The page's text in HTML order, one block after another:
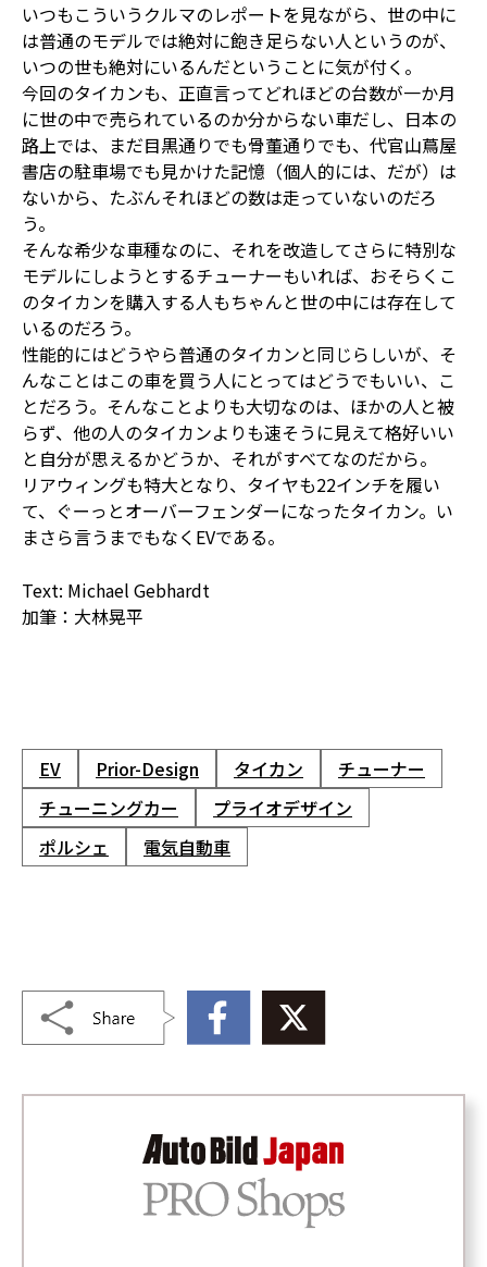
いつもこういうクルマのレポートを見ながら、世の中に
は普通のモデルでは絶対に飽き足らない人というのが、
いつの世も絶対にいるんだということに気が付く。
今回のタイカンも、正直言ってどれほどの台数が一か月
に世の中で売られているのか分からない車だし、日本の
路上では、まだ目黒通りでも骨董通りでも、代官山蔦屋
書店の駐車場でも見かけた記憶（個人的には、だが）は
ないから、たぶんそれほどの数は走っていないのだろ
う。
そんな希少な車種なのに、それを改造してさらに特別な
モデルにしようとするチューナーもいれば、おそらくこ
のタイカンを購入する人もちゃんと世の中には存在して
いるのだろう。
性能的にはどうやら普通のタイカンと同じらしいが、そ
んなことはこの車を買う人にとってはどうでもいい、こ
とだろう。そんなことよりも大切なのは、ほかの人と被
らず、他の人のタイカンよりも速そうに見えて格好いい
と自分が思えるかどうか、それがすべてなのだから。
リアウィングも特大となり、タイヤも22インチを履い
て、ぐーっとオーバーフェンダーになったタイカン。い
まさら言うまでもなくEVである。
Text: Michael Gebhardt
加筆：大林晃平
EV Prior-Design タイカン
チューナー
チューニングカー
プライオデザイン
ポルシェ
電気自動車